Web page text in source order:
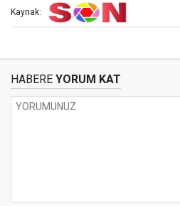
Kaynak:
HABERE YORUM KAT